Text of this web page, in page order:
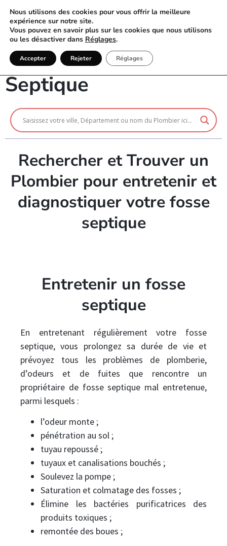
Vidange Fosse
Septique
Rechercher et Trouver un
Plombier pour entretenir et
diagnostiquer votre fosse
septique
Entretenir un fosse
septique
En entretenant régulièrement votre fosse
septique, vous prolongez sa durée de vie et
prévoyez tous les problèmes de plomberie,
d’odeurs et de fuites que rencontre un
propriétaire de fosse septique mal entretenue,
parmi lesquels :
l’odeur monte ;
pénétration au sol ;
tuyau repoussé ;
tuyaux et canalisations bouchés ;
Soulevez la pompe ;
Saturation et colmatage des fosses ;
Élimine les bactéries purificatrices des
produits toxiques ;
remontée des boues ;
Nous utilisons des cookies pour vous offrir la meilleure
expérience sur notre site.
Vous pouvez en savoir plus sur les cookies que nous utilisons
ou les désactiver dans Réglages.
Accepter Rejeter Réglages